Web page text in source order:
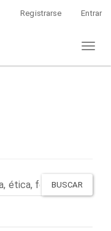
Registrarse Entrar